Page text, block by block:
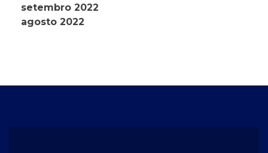
setembro 2022
agosto 2022